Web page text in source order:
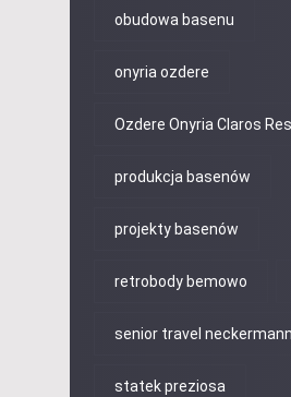
obudowa basenu
onyria ozdere
Ozdere Onyria Claros
produkcja basenów
projekty basenów
retrobody bemowo
senior travel neckermann
statek preziosa